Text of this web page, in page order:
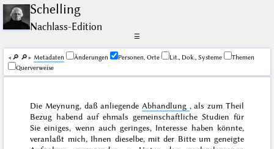
Schelling
Nachlass-Edition
☰
🔎︎ 🔎︎ Me­ta­da­ten Änderungen Personen, Orte Lit., Dok., Systeme
Themen
Querverweise
Die Meynung, daß anliegende Abhandlung , als zum Theil
Bezug habend auf ehmals gemeinschaftliche Studien für
Sie einiges, wenn auch geringes, Interesse haben könnte,
veranlaßt mich, Ihnen dieselbe, mit der Bitte um geneigte